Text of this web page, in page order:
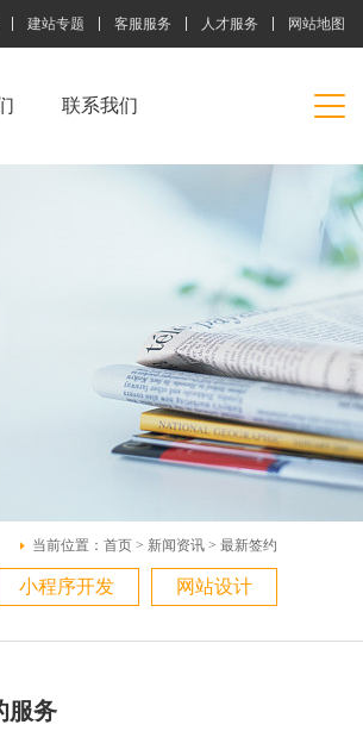
建站专题 客服服务 人才服务 网站地图
联系我们
当前位置： 首页 > 新闻资讯 > 最新签约
小程序开发 网站设计
服务